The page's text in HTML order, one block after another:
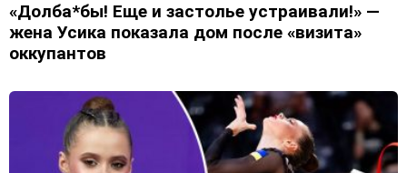
«Долба*бы! Еще и застолье устраивали!» —
жена Усика показала дом после «визита»
оккупантов